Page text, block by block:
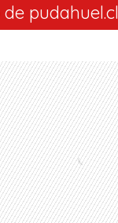
de pudahuel.cl